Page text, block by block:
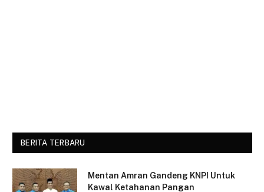
BERITA TERBARU
Mentan Amran Gandeng KNPI Untuk
Kawal Ketahanan Pangan